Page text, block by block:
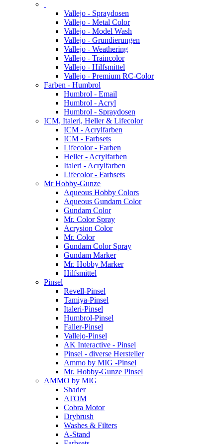
Vallejo - Spraydosen
Vallejo - Metal Color
Vallejo - Model Wash
Vallejo - Grundierungen
Vallejo - Weathering
Vallejo - Traincolor
Vallejo - Hilfsmittel
Vallejo - Premium RC-Color
Farben - Humbrol
Humbrol - Email
Humbrol - Acryl
Humbrol - Spraydosen
ICM, Italeri, Heller & Lifecolor
ICM - Acrylfarben
ICM - Farbsets
Lifecolor - Farben
Heller - Acrylfarben
Italeri - Acrylfarben
Lifecolor - Farbsets
Mr Hobby-Gunze
Aqueous Hobby Colors
Aqueous Gundam Color
Gundam Color
Mr. Color Spray
Acrysion Color
Mr. Color
Gundam Color Spray
Gundam Marker
Mr. Hobby Marker
Hilfsmittel
Pinsel
Revell-Pinsel
Tamiya-Pinsel
Italeri-Pinsel
Humbrol-Pinsel
Faller-Pinsel
Vallejo-Pinsel
AK Interactive - Pinsel
Pinsel - diverse Hersteller
Ammo by MIG -Pinsel
Mr. Hobby-Gunze Pinsel
AMMO by MIG
Shader
ATOM
Cobra Motor
Drybrush
Washes & Filters
A-Stand